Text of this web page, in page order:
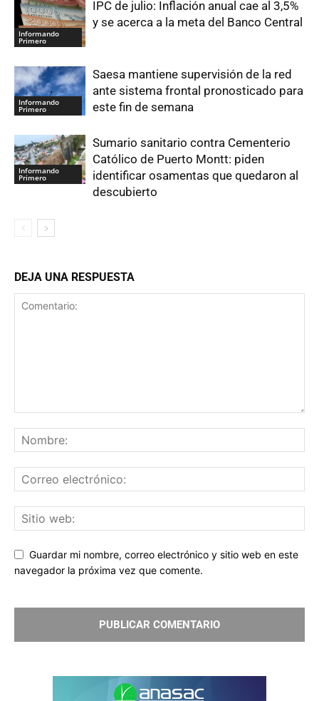
Informando
Primero
IPC de julio: Inflación anual cae al 3,5%
y se acerca a la meta del Banco Central
Informando
Primero
Saesa mantiene supervisión de la red
ante sistema frontal pronosticado para
este fin de semana
Informando
Primero
Sumario sanitario contra Cementerio
Católico de Puerto Montt: piden
identificar osamentas que quedaron al
descubierto
DEJA UNA RESPUESTA
Guardar mi nombre, correo electrónico y sitio web en este
navegador la próxima vez que comente.